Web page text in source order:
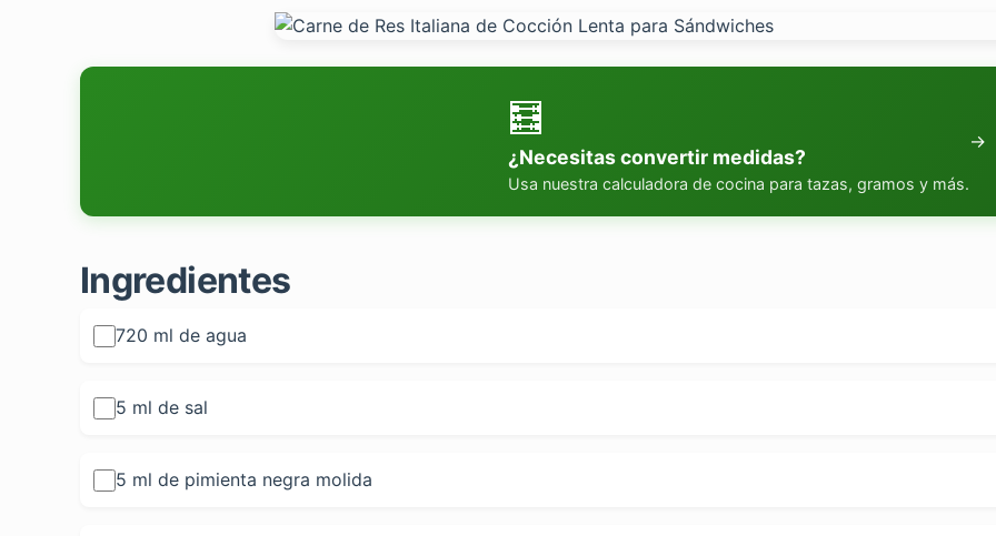
🧮
¿Necesitas convertir medidas?
Usa nuestra calculadora de cocina para tazas, gramos y más.
→
Ingredientes
720 ml de agua
5 ml de sal
5 ml de pimienta negra molida